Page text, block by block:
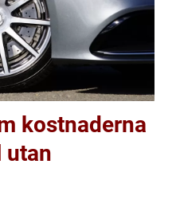
kostnaderna
utan